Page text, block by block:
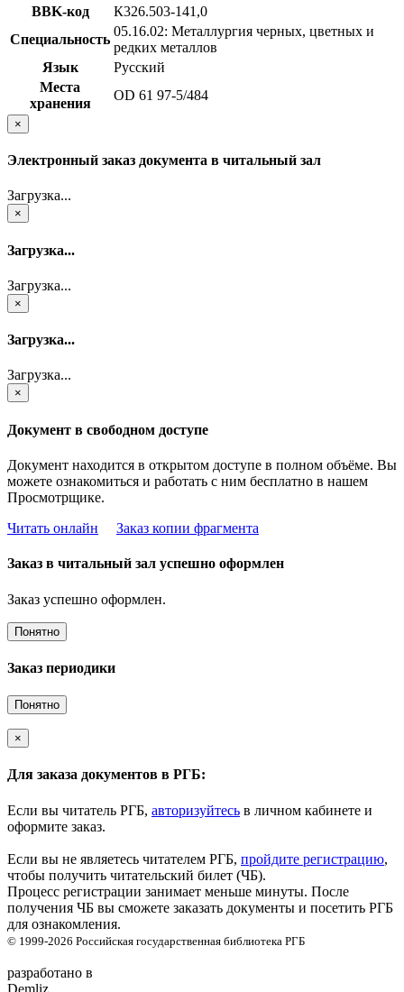
BBK-код
К326.503-141,0
Специальность
05.16.02: Металлургия черных, цветных и
редких металлов
Язык
Русский
Места
хранения
OD 61 97-5/484
×
Электронный заказ документа в читальный зал
Загрузка...
×
Загрузка...
Загрузка...
×
Загрузка...
Загрузка...
×
Документ в свободном доступе
Документ находится в открытом доступе в полном объёме. Вы
можете ознакомиться и работать с ним бесплатно в нашем
Просмотрщике.
Читать онлайн
Заказ копии фрагмента
Заказ в читальный зал успешно оформлен
Заказ успешно оформлен.
Понятно
Заказ периодики
Понятно
×
Для заказа документов в РГБ:
Если вы читатель РГБ, авторизуйтесь в личном кабинете и
оформите заказ.
Если вы не являетесь читателем РГБ, пройдите регистрацию,
чтобы получить читательский билет (ЧБ).
Процесс регистрации занимает меньше минуты. После
получения ЧБ вы сможете заказать документы и посетить РГБ
для ознакомления.
© 1999-2026 Российская государственная библиотека РГБ
разработано в
Demliz